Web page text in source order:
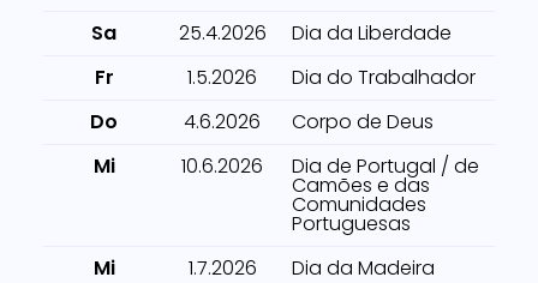
Sa
25.4.2026
Dia da Liberdade
Fr
1.5.2026
Dia do Trabalhador
Do
4.6.2026
Corpo de Deus
Mi
10.6.2026 Dia de Portugal / de
Camões e das
Comunidades
Portuguesas
Mi
1.7.2026
Dia da Madeira